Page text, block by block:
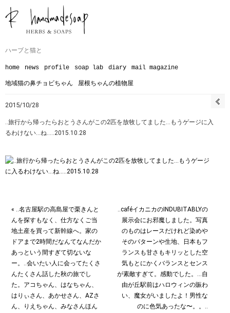
ハーブと猫と
home news profile soap lab diary mail magazine
地域猫の鼻チョビちゃん 屋根ちゃんの植物屋
2015/10/28
‥旅行から帰ったらおとうさんがこの2匹を放牧してました…もうゲージに入
るわけない…ね…‥2015.10.28
« ‥名古屋駅の高島屋で栗きんと
んを探すもなく、仕方なくご当
地土産を買って新幹線へ。家の
ドアまで2時間だなんてなんだか
あっという間すぎて切ないな
ー。‥会いたい人に会ってたくさ
んたくさん話した秋の旅でし
た。アコちゃん、はなちゃん、
はりぃさん、あかせさん、AZさ
ん、りえちゃん、みなさんほん
‥caféイカニカのINDUBITABLYの
展示会にお邪魔しました。写真
のものはレースだけれど染めや
そのパターンや生地、日本もフ
ランスも甘さもキリッとした空
気もとにかくバランスとセンス
が素敵すぎて。感動でした。…自
由が丘駅前はハロウィンの賑わ
い、魔女がいましたよ！男性な
のに色気あったな〜。。‥